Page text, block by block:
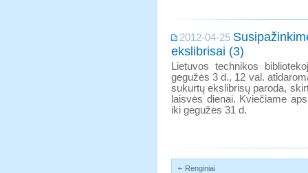
2012-04-25
ekslibrisai (3)
Lietuvos technikos
gegužės 3 d., 12 val.
sukurtų ekslibrisų paroda,
laisvės dienai. Kviečiame
iki gegužės 31 d.
Renginiai